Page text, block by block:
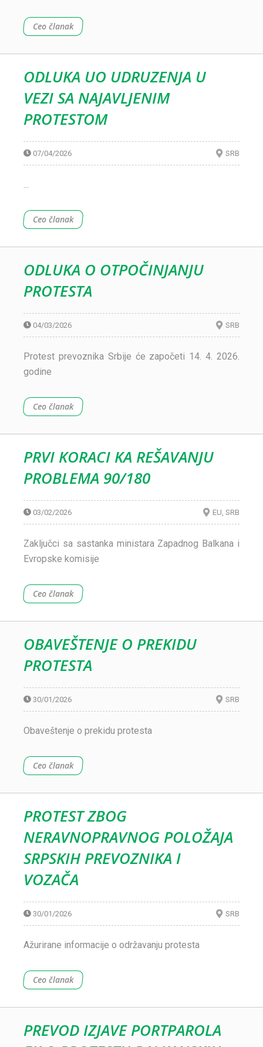
Ceo članak
ODLUKA UO UDRUZENJA U
VEZI SA NAJAVLJENIM
PROTESTOM
07/04/2026 SRB
...
Ceo članak
ODLUKA O OTPOČINJANJU
PROTESTA
04/03/2026 SRB
Protest prevoznika Srbije će započeti 14. 4. 2026.
godine
Ceo članak
PRVI KORACI KA REŠAVANJU
PROBLEMA 90/180
03/02/2026 EU SRB
Zaključci sa sastanka ministara Zapadnog Balkana i
Evropske komisije
Ceo članak
OBAVEŠTENJE O PREKIDU
PROTESTA
30/01/2026 SRB
Obaveštenje o prekidu protesta
Ceo članak
PROTEST ZBOG
NERAVNOPRAVNOG POLOŽAJA
SRPSKIH PREVOZNIKA I
VOZAČA
30/01/2026 SRB
Ažurirane informacije o održavanju protesta
Ceo članak
PREVOD IZJAVE PORTPAROLA